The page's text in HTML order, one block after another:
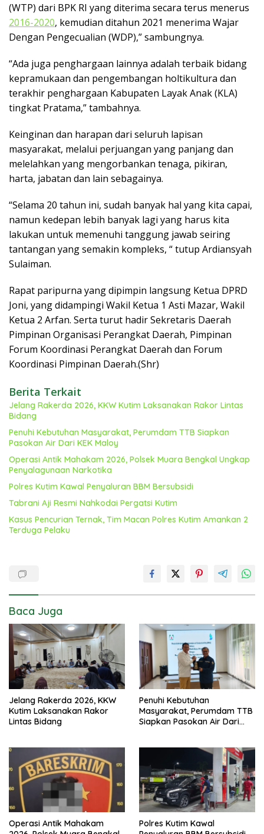
(WTP) dari BPK RI yang diterima secara terus menerus
2016-2020, kemudian ditahun 2021 menerima Wajar
Dengan Pengecualian (WDP),” sambungnya.
“Ada juga penghargaan lainnya adalah terbaik bidang
kepramukaan dan pengembangan holtikultura dan
terakhir penghargaan Kabupaten Layak Anak (KLA)
tingkat Pratama,” tambahnya.
Keinginan dan harapan dari seluruh lapisan
masyarakat, melalui perjuangan yang panjang dan
melelahkan yang mengorbankan tenaga, pikiran,
harta, jabatan dan lain sebagainya.
“Selama 20 tahun ini, sudah banyak hal yang kita capai,
namun kedepan lebih banyak lagi yang harus kita
lakukan untuk memenuhi tanggung jawab seiring
tantangan yang semakin kompleks, “ tutup Ardiansyah
Sulaiman.
Rapat paripurna yang dipimpin langsung Ketua DPRD
Joni, yang didampingi Wakil Ketua 1 Asti Mazar, Wakil
Ketua 2 Arfan. Serta turut hadir Sekretaris Daerah
Pimpinan Organisasi Perangkat Daerah, Pimpinan
Forum Koordinasi Perangkat Daerah dan Forum
Koordinasi Pimpinan Daerah.(Shr)
Berita Terkait
Jelang Rakerda 2026, KKW Kutim Laksanakan Rakor Lintas
Bidang
Penuhi Kebutuhan Masyarakat, Perumdam TTB Siapkan
Pasokan Air Dari KEK Maloy
Operasi Antik Mahakam 2026, Polsek Muara Bengkal Ungkap
Penyalagunaan Narkotika
Polres Kutim Kawal Penyaluran BBM Bersubsidi
Tabrani Aji Resmi Nahkodai Pergatsi Kutim
Kasus Pencurian Ternak, Tim Macan Polres Kutim Amankan 2
Terduga Pelaku
Baca Juga
Jelang Rakerda 2026, KKW
Kutim Laksanakan Rakor
Lintas Bidang
Penuhi Kebutuhan
Masyarakat, Perumdam TTB
Siapkan Pasokan Air Dari
Operasi Antik Mahakam
Polres Kutim Kawal